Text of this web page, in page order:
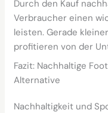
Durch den Kauf
Verbraucher einen
leisten. Gerade
profitieren von der
Fazit: Nachhaltige
Alternative
Nachhaltigkeit und